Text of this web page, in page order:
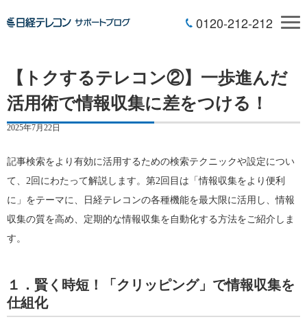
0120-212-212
【トクするテレコン②】一歩進んだ
活用術で情報収集に差をつける！
2025年7月22日
記事検索をより有効に活用するための検索テクニックや設定につい
て、2回にわたって解説します。第2回目は「情報収集をより便利
に」をテーマに、日経テレコンの各種機能を最大限に活用し、情報
収集の質を高め、定期的な情報収集を自動化する方法をご紹介しま
す。
１．賢く時短！「クリッピング」で情報収集を
仕組化